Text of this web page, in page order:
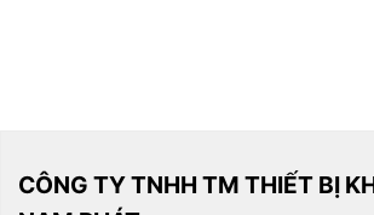
CÔNG TY TNHH TM THIẾT BỊ